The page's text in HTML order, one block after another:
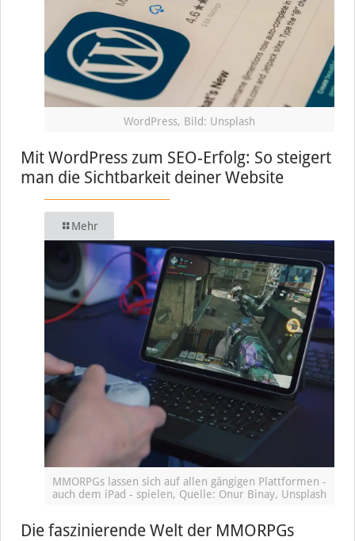
WordPress, Bild: Unsplash
Mit WordPress zum SEO-Erfolg: So steigert
man die Sichtbarkeit deiner Website
Mehr
MMORPGs lassen sich auf allen gängigen Plattformen -
auch dem iPad - spielen, Quelle: Onur Binay, Unsplash
Die faszinierende Welt der MMORPGs